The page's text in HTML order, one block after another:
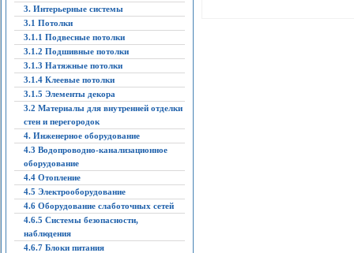
3. Интерьерные системы
3.1 Потолки
3.1.1 Подвесные потолки
3.1.2 Подшивные потолки
3.1.3 Натяжные потолки
3.1.4 Клеевые потолки
3.1.5 Элементы декора
3.2 Материалы для внутренней отделки
стен и перегородок
4. Инженерное оборудование
4.3 Водопроводно-канализационное
оборудование
4.4 Отопление
4.5 Электрооборудование
4.6 Оборудование слаботочных сетей
4.6.5 Системы безопасности,
наблюдения
4.6.7 Блоки питания